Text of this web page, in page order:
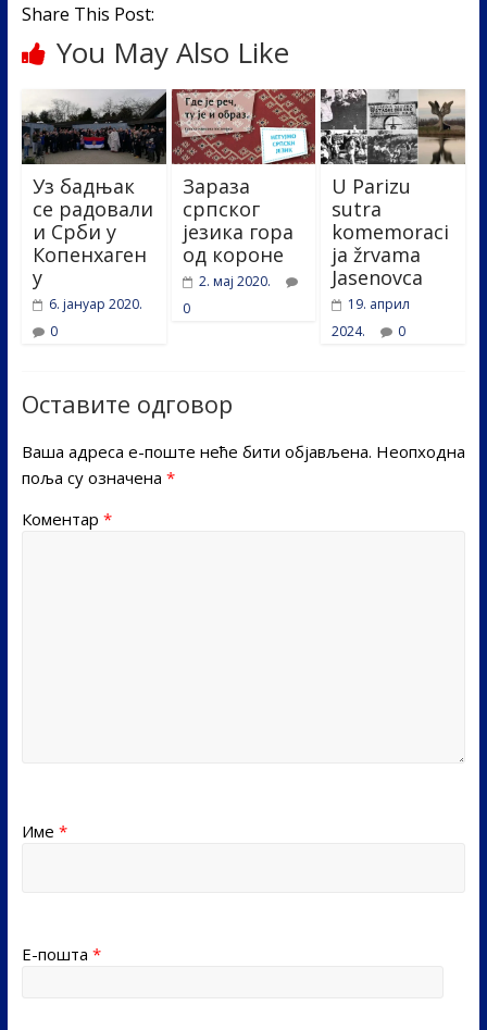
Share This Post:
You May Also Like
Уз бадњак
се радовали
и Срби у
Копенхаген
у
6. јануар 2020.
0
Зараза
српског
језика гора
од короне
2. мај 2020.
0
U Parizu
sutra
komemoraci
ja žrvama
Jasenovca
19. април
2024.
0
Оставите одговор
Ваша адреса е-поште неће бити објављена. Неопходна
поља су означена *
Коментар *
Име *
Е-пошта *